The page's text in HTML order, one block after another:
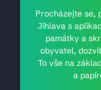
Procházejte se,
Jihlava s
památky a
obyvatel,
To vše na
a